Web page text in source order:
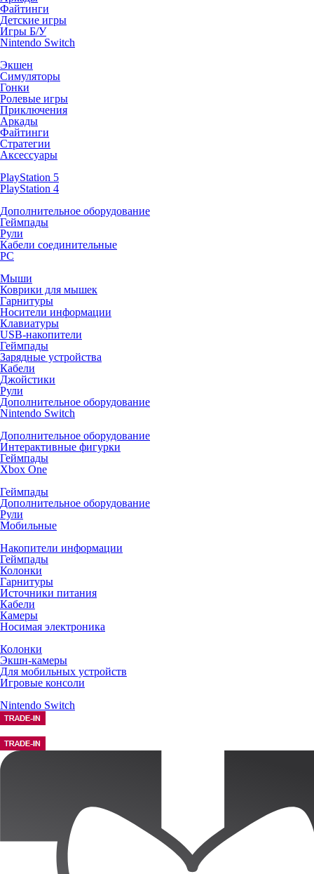
Файтинги
Детские игры
Игры Б/У
Nintendo Switch
Экшен
Симуляторы
Гонки
Ролевые игры
Приключения
Аркады
Файтинги
Стратегии
Аксессуары
PlayStation 5
PlayStation 4
Дополнительное оборудование
Геймпады
Рули
Кабели соединительные
PC
Мыши
Коврики для мышек
Гарнитуры
Носители информации
Клавиатуры
USB-накопители
Геймпады
Зарядные устройства
Кабели
Джойстики
Рули
Дополнительное оборудование
Nintendo Switch
Дополнительное оборудование
Интерактивные фигурки
Геймпады
Xbox One
Геймпады
Дополнительное оборудование
Рули
Мобильные
Накопители информации
Геймпады
Колонки
Гарнитуры
Источники питания
Кабели
Камеры
Носимая электроника
Колонки
Экшн-камеры
Для мобильных устройств
Игровые консоли
Nintendo Switch